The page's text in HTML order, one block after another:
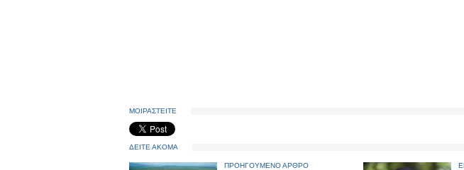
ΜΟΙΡΑΣΤΕΙΤΕ
ΔΕΙΤΕ ΑΚΟΜΑ
ΠΡΟΗΓΟΥΜΕΝΟ ΑΡΘΡΟ